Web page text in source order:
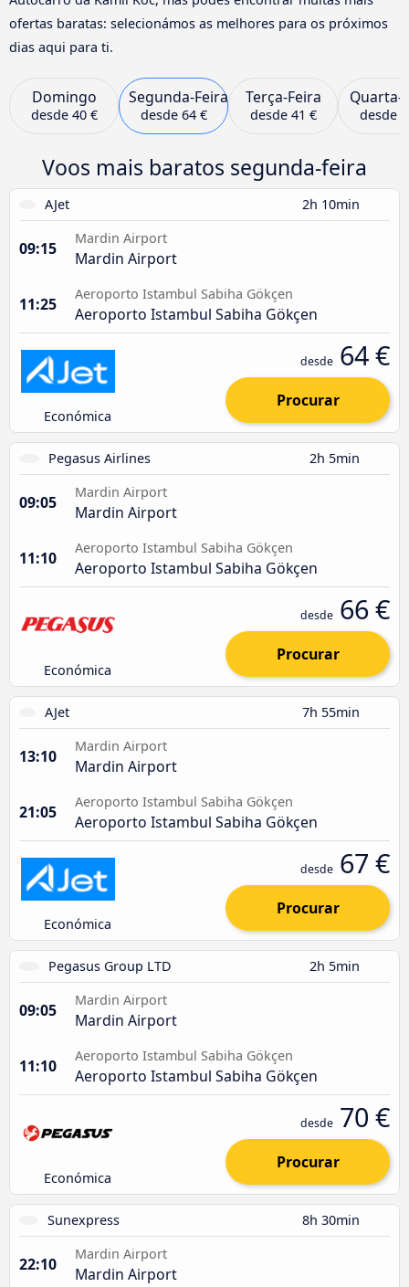
ofertas baratas: selecionámos as melhores para os próximos
dias aqui para ti.
Domingo
desde 40 €
Segunda-Feira
desde 64 €
Terça-Feira
desde 41 €
Quarta-
desde
Voos mais baratos segunda-feira
AJet 2h 10min
09:15
Mardin Airport
Mardin Airport
11:25
Aeroporto Istambul Sabiha Gökçen
Aeroporto Istambul Sabiha Gökçen
Económica
desde 64 €
Procurar
Pegasus Airlines 2h 5min
09:05
Mardin Airport
Mardin Airport
11:10
Aeroporto Istambul Sabiha Gökçen
Aeroporto Istambul Sabiha Gökçen
Económica
desde 66 €
Procurar
AJet 7h 55min
13:10
Mardin Airport
Mardin Airport
21:05
Aeroporto Istambul Sabiha Gökçen
Aeroporto Istambul Sabiha Gökçen
Económica
desde 67 €
Procurar
Pegasus Group LTD 2h 5min
09:05
Mardin Airport
Mardin Airport
11:10
Aeroporto Istambul Sabiha Gökçen
Aeroporto Istambul Sabiha Gökçen
Económica
desde 70 €
Procurar
Sunexpress 8h 30min
22:10
Mardin Airport
Mardin Airport